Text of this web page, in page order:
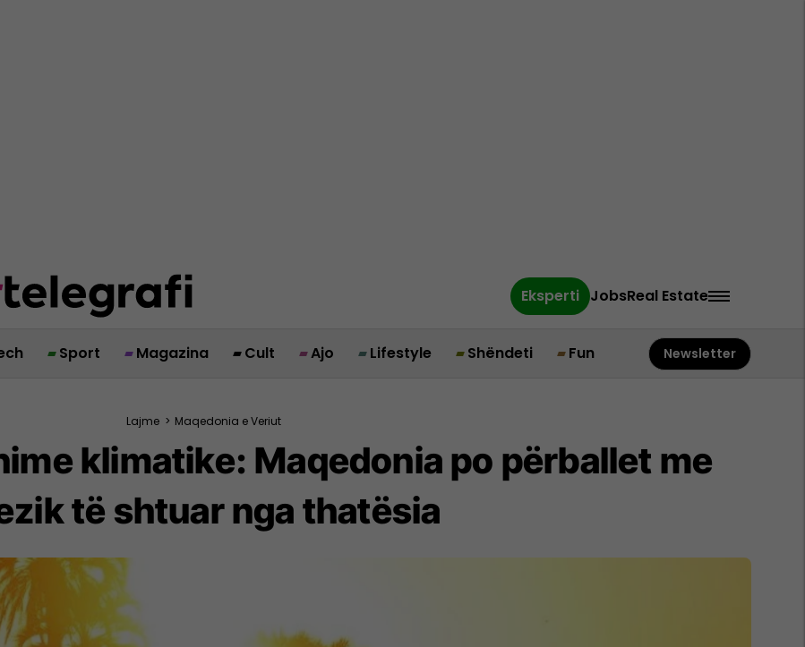
Eksperti JobsReal Estate
Sport Magazina Cult Ajo Lifestyle Shëndeti Fun Newsletter
Lajme > Maqedonia e Veriut
klimatike: Maqedonia po përballet me
të shtuar nga thatësia